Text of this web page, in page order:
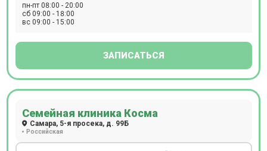
пн-пт 08:00 - 20:00
сб 09:00 - 18:00
вс 09:00 - 15:00
ЗАПИСАТЬСЯ
Семейная клиника Косма
Самара, 5-я просека, д. 99Б
Российская